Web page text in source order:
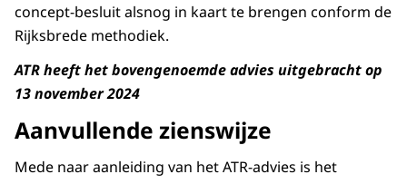
concept-besluit alsnog in kaart te brengen conform de
Rijksbrede methodiek.
ATR heeft het bovengenoemde advies uitgebracht op
13 november 2024
Aanvullende zienswijze
Mede naar aanleiding van het ATR-advies is het